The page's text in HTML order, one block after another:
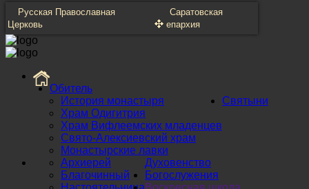
Русская Православная
Церковь
Саратовская
епархия
Обитель
История монастыря
Храм Одигитрия
Храм Вифлеемских младенцев
Свято-Алексиевский храм
Монастырские лавки
Святыни
Духовенство
Архиерей
Благочинный
Богослужения